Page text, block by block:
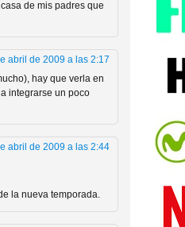
de mis padres que
abril de 2009 a las 2:17
hay que verla en
integrarse un poco
abril de 2009 a las 2:44
la nueva temporada.